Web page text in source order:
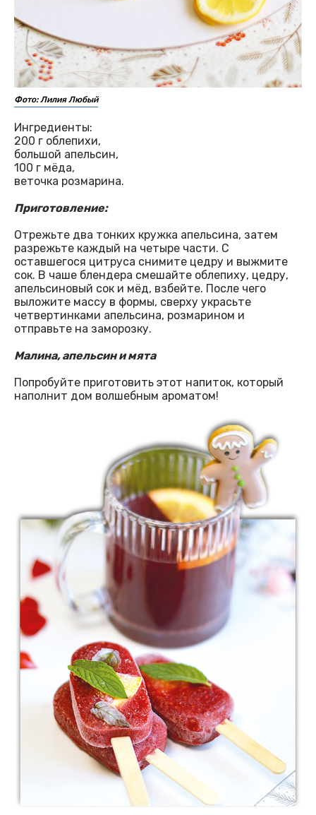
Фото: Лилия Любый
Ингредиенты:
200 г облепихи,
большой апельсин,
100 г мёда,
веточка розмарина.
Приготовление:
Отрежьте два тонких кружка апельсина, затем
разрежьте каждый на четыре части. С
оставшегося цитруса снимите цедру и выжмите
сок. В чаше блендера смешайте облепиху, цедру,
апельсиновый сок и мёд, взбейте. После чего
выложите массу в формы, сверху украсьте
четвертинками апельсина, розмарином и
отправьте на заморозку.
Малина, апельсин и мята
Попробуйте приготовить этот напиток, который
наполнит дом волшебным ароматом!